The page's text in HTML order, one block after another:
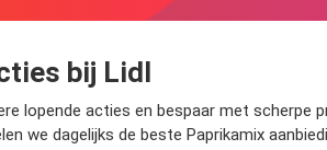
bij Lidl
lopende acties en bespaar met scherpe
we dagelijks de beste Paprikamix